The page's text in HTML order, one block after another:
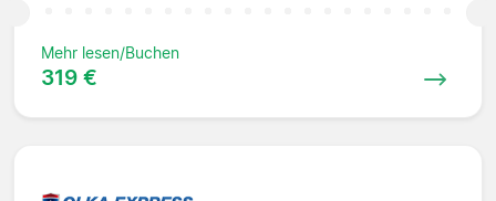
Mehr lesen/Buchen
319 €